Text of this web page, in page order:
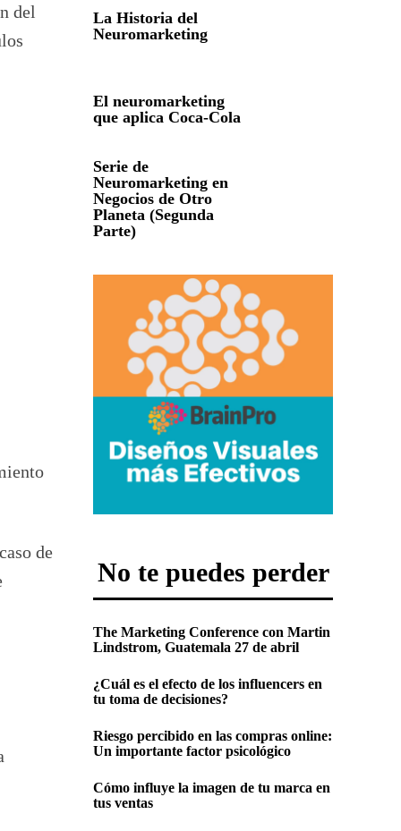
del
de
La Historia del
Neuromarketing
El neuromarketing
que aplica Coca-Cola
Serie de
Neuromarketing en
Negocios de Otro
Planeta (Segunda
Parte)
No te puedes perder
The Marketing Conference con Martin
Lindstrom, Guatemala 27 de abril
¿Cuál es el efecto de los influencers en
tu toma de decisiones?
Riesgo percibido en las compras online:
Un importante factor psicológico
Cómo influye la imagen de tu marca en
tus ventas